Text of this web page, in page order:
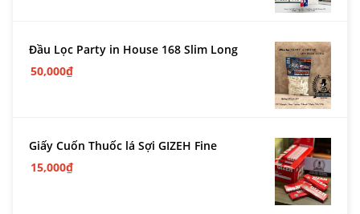
Đầu Lọc Party in House 168 Slim Long
50,000₫
Giấy Cuốn Thuốc lá Sợi GIZEH Fine
15,000₫